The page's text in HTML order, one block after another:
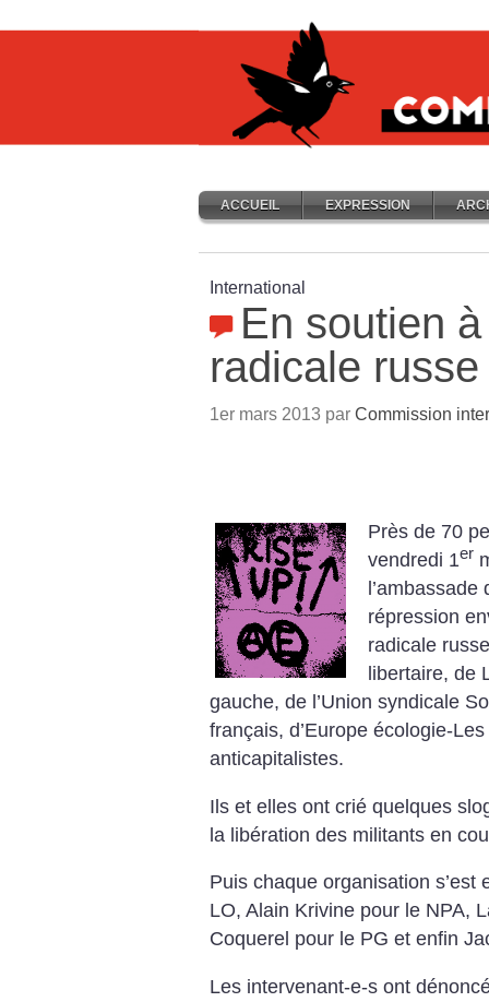
ACCUEIL EXPRESSION
International
En soutien
radicale russe
1er mars 2013 par Commission
Près de 70
vendredi 1er
répression
radicale
libertaire, de
gauche, de l’Union syndicale
français, d’Europe écologie-
anticapitalistes.
Ils et elles ont crié quelques
la libération des militants en
Puis chaque organisation
LO, Alain Krivine pour le NPA,
Coquerel pour le PG et enfin
Les intervenant-e-s ont